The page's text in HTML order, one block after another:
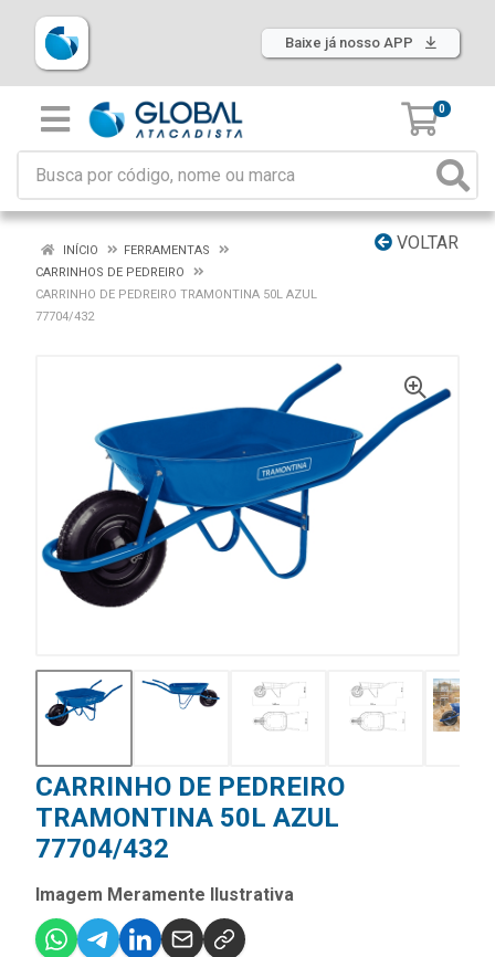
Baixe já nosso APP
0
VOLTAR
INÍCIO
FERRAMENTAS
CARRINHOS DE PEDREIRO
CARRINHO DE PEDREIRO TRAMONTINA 50L AZUL
77704/432
CARRINHO DE PEDREIRO
TRAMONTINA 50L AZUL
77704/432
Imagem Meramente Ilustrativa